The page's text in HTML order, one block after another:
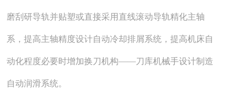
磨刮研导轨并贴塑或直接采用直线滚动导轨精化主轴
系，提高主轴精度设计自动冷却排屑系统，提高机床自
动化程度必要时增加换刀机构——刀库机械手设计制造
自动润滑系统。